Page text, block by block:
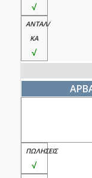
√
√
√